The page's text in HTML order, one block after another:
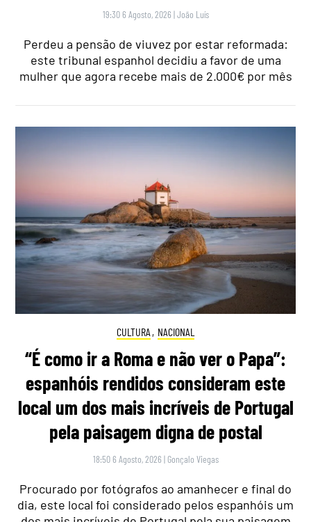
19:30 6 Agosto, 2026 |João Luís
Perdeu a pensão de viuvez por estar reformada:
este tribunal espanhol decidiu a favor de uma
mulher que agora recebe mais de 2.000€ por mês
CULTURA , NACIONAL
“É como ir a Roma e não ver o Papa”:
espanhóis rendidos consideram este
local um dos mais incríveis de Portugal
pela paisagem digna de postal
18:50 6 Agosto, 2026 | Gonçalo Viegas
Procurado por fotógrafos ao amanhecer e final do
dia, este local foi considerado pelos espanhóis um